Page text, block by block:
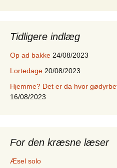
Tidligere indlæg
Op ad bakke 24/08/2023
Lortedage 20/08/2023
Hjemme? Det er da hvor
16/08/2023
For den kræsne læser
Æsel solo